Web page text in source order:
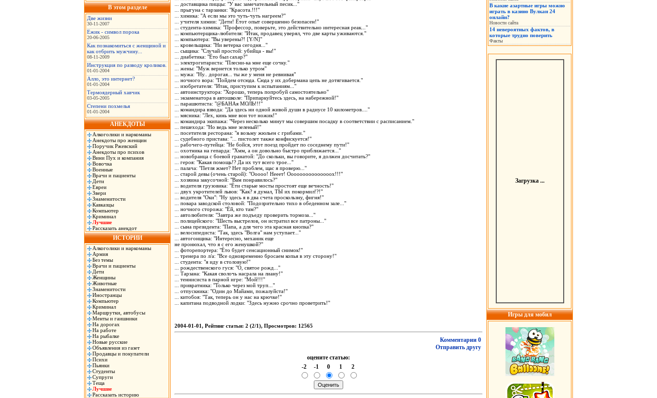
В этом разделе
Две жизни
30-11-2007
Ежик - символ порока
20-06-2005
Как познакомиться с женщиной и
как отбрить мужчину...
08-11-2009
Инструкция по разводу кроликов.
01-01-2004
Алло, это интернет?
01-01-2004
Термоядерный хавчик
03-05-2005
Степени похмелья
01-01-2004
АНЕКДОТЫ
Алкоголики и наркоманы
Анекдоты про женщин
Поручик Ржевский
Анекдоты про психов
Вини Пух и компания
Вовочка
Военные
Врачи и пациенты
Дети
Евреи
Звери
Знаменитости
Кавказцы
Компьютер
Криминал
Лучшие
Рассказать анекдот
ИСТОРИИ
Алкоголики и наркоманы
Армия
Без темы
Врачи и пациенты
Дети
Женщины
Животные
Знаменитости
Иностранцы
Компьютер
Криминал
Маршрутки, автобусы
Менты и гаишники
На дорогах
На работе
На рыбалке
Новые русские
Объявления из газет
Продавцы и покупатели
Психи
Пьянки
Студенты
Супруги
Теща
Лучшие
Рассказать историю
... доставщика пиццы: "У вас замечательный песик..."
... прыгуна с тарзанки: "Красота.!!!"
... химика: "А если мы это чуть-чуть нагреем?"
... учителя химии: "Дети! Ётот опыт совершенно безопасен!"
... студента-химика: "Профессор, поверьте, это действительно интересная реак..."
... компьютерщика-любителя: "Итак, продавец уверял, что две карты уживаются."
... компьютера: "Вы уверены?! [Y/N]"
... кровельщика: "Ни ветерка сегодня..."
... сыщика: "Случай простой: убийца - вы!"
... диабетика: "Ёто был сахар?"
... электрогитариста: "Плесни-ка мне еще сочку."
... жены: "Муж вернется только утром"
... мужа: "Ну.. дорогая... ты же у меня не ревнивая"
... ночного вора: "Пойдем отсюда. Сюда у их добермана цепь не дотягивается."
... изобретателя: "Итак, приступим к испытаниям..."
... автоинструктора: "Хорошо, теперь попробуй самостоятельно"
... экзаменатора в автошколе: "Припаркуйтесь здесь, на набережной!"
... парашютиста: "@БАНАя МОЛЬ!!!"
... командира взвода: "Да здесь ни одной живой души в радиусе 10 километров...."
... мясника: "Лех, кинь мне вон тот ножик!"
... командира экипажа: "Через несколько минут мы совершим посадку в соответствии с расписанием."
... пешехода: "Но ведь мне зеленый!"
... посетителя ресторана: "я возьму жюльен с грибами."
... судебного пристава: "... пистолет также конфискуется!"
... рабочего-путейца: "Не бойся, этот поезд пройдет по соседнему пути!"
... охотника на гепарда: "Хмм, а он довольно быстро приближается..."
... новобранца с боевой гранатой: "До скольки, вы говорите, я должен досчитать?"
... героя: "Какая помощь!? Да их тут всего трое..."
... палача: "Петля жмет? Нет проблем, щас я проверю..."
... старой девы (очень старой): "Ooooo! Нееет! Oooooooooooooooх!!!"
... хозяина закусочной: "Вам понравилось?"
... водителя грузовика: "Ёти старые мосты простоят еще вечность!"
... двух укротителей львов: "Как? я думал, ТЫ их покормил!?!"
... водителя "Оки": "Ну здесь я в два счета проскользну, фигня!"
... повара заводской столовой: "Подозрительно тихо в обеденном зале..."
... ночного сторожа: "Ёй, кто там?"
... автолюбителя: "Завтра же подъеду проверить тормоза..."
... полицейского: "Шесть выстрелов, он истратил все патроны..."
... сына президента: "Папа, а для чего эта красная кнопка?"
... велосипедиста: "Так, здесь "Волга" нам уступает..."
... автогонщика: "Интересно, механик еще
не пронюхал, что я с его женушкой?"
... фоторепортера: "Ёто будет сенсационный снимок!"
... тренера по л/а: "Все одновременно бросаем копья в эту сторону!"
... студента: "я иду в столовую!"
... рождественского гуся: "О, святое рожд..."
... Тарзана: "Какая сволочь насрала на лиану!"
... теннисиста в парной игре: "Мой!!!"
... привратника: "Только через мой труп..."
... отпускника: "Один до Майами, пожалуйста!"
... китобоя: "Так, теперь он у нас на крючке!"
... капитана подводной лодки: "Здесь нужно срочно проветрить!"
2004-01-01, Рейтинг статьи: 2 (2/1), Просмотров: 12565
Комментарии 0
Отправить другу
оцените статью:
-2
-1 0 1 2
В какие азартные игры можно
играть в казино Вулкан 24
онлайн?
Новости сайта
14 невероятных фактов, в
которые трудно поверить
Факты
Загрузка ...
Игры для мобил